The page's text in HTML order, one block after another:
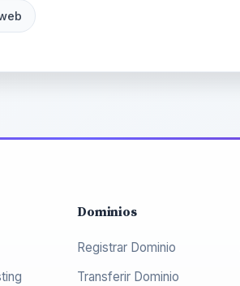
Dominios
Registrar Dominio
Transferir Dominio